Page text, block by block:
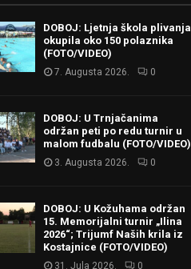
DOBOJ: Ljetnja škola plivanja
okupila oko 150 polaznika
(FOTO/VIDEO)
7. Augusta 2026. 0
DOBOJ: U Trnjačanima
održan peti po redu turnir u
malom fudbalu (FOTO/VIDEO)
3. Augusta 2026. 0
DOBOJ: U Kožuhama održan
15. Memorijalni turnir „Ilina
2026“; Trijumf Naših krila iz
Kostajnice (FOTO/VIDEO)
31. Jula 2026. 0